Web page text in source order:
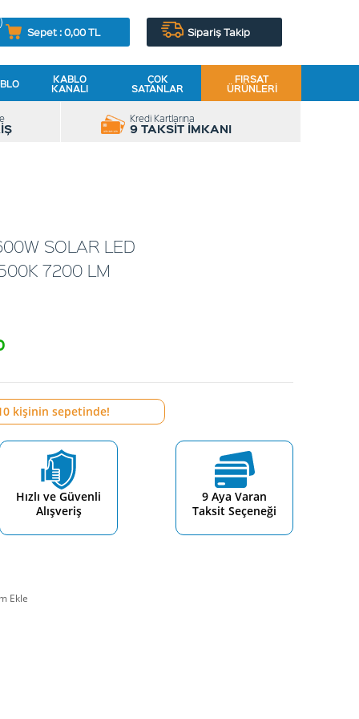
Sepet :0,00TL Sipariş Takip
KABLO
KANALI
ÇOK
SATANLAR
FIRSAT
ÜRÜNLERI
Kredi Kartlarına
9 TAKSİT İMKANI
SOLAR LED
7200 LM
kişinin sepetinde!
Hızlı ve Güvenli
Alışveriş
9 Aya Varan
Taksit Seçeneği
Ekle